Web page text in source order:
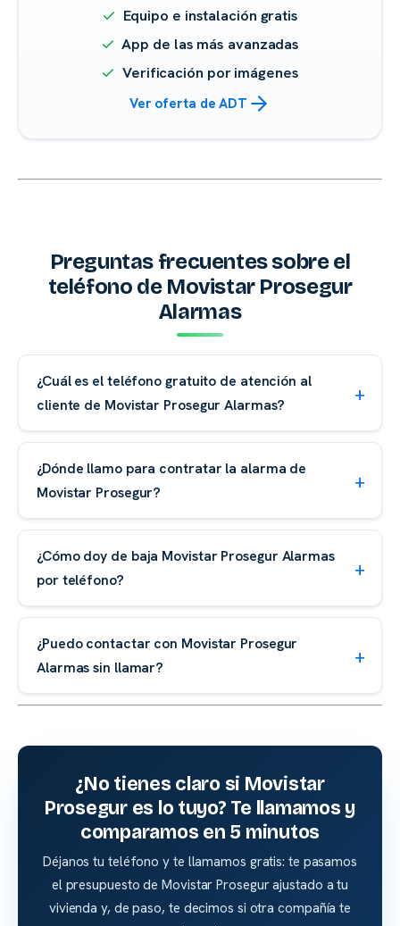
Equipo e instalación gratis
App de las más avanzadas
Verificación por imágenes
Ver oferta de ADT
Preguntas frecuentes sobre el
teléfono de Movistar Prosegur
Alarmas
¿Cuál es el teléfono gratuito de atención al
cliente de Movistar Prosegur Alarmas?
¿Dónde llamo para contratar la alarma de
Movistar Prosegur?
¿Cómo doy de baja Movistar Prosegur Alarmas
por teléfono?
¿Puedo contactar con Movistar Prosegur
Alarmas sin llamar?
¿No tienes claro si Movistar
Prosegur es lo tuyo? Te llamamos y
comparamos en 5 minutos
Déjanos tu teléfono y te llamamos gratis: te pasamos
el presupuesto de Movistar Prosegur ajustado a tu
vivienda y, de paso, te decimos si otra compañía te